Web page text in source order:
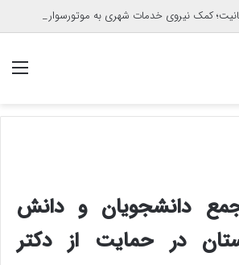
دانشجویان و دانش
در حمایت از دکتر